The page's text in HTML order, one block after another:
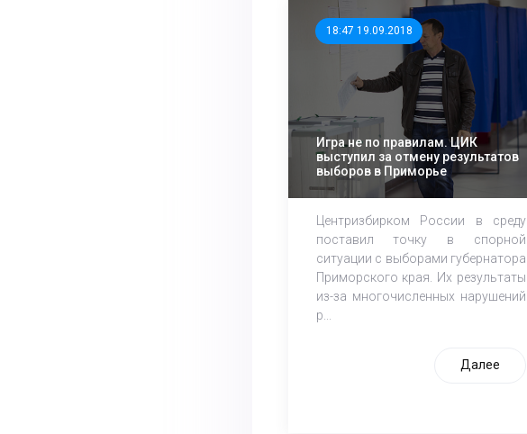
18:47 19.09.2018
Игра не по правилам. ЦИК
выступил за отмену результатов
выборов в Приморье
Центризбирком России в среду
поставил точку в спорной
ситуации с выборами губернатора
Приморского края. Их результаты
из-за многочисленных нарушений
р...
Далее